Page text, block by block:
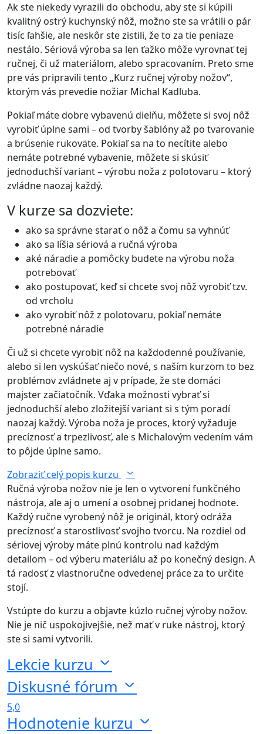
Ak ste niekedy vyrazili do obchodu, aby ste si kúpili
kvalitný ostrý kuchynský nôž, možno ste sa vrátili o pár
tisíc ľahšie, ale neskôr ste zistili, že to za tie peniaze
nestálo. Sériová výroba sa len ťažko môže vyrovnať tej
ručnej, či už materiálom, alebo spracovaním. Preto sme
pre vás pripravili tento „Kurz ručnej výroby nožov“,
ktorým vás prevedie nožiar Michal Kadluba.
Pokiaľ máte dobre vybavenú dielňu, môžete si svoj nôž
vyrobiť úplne sami – od tvorby šablóny až po tvarovanie
a brúsenie rukoväte. Pokiaľ sa na to necítite alebo
nemáte potrebné vybavenie, môžete si skúsiť
jednoduchší variant – výrobu noža z polotovaru – ktorý
zvládne naozaj každý.
V kurze sa dozviete:
ako sa správne starať o nôž a čomu sa vyhnúť
ako sa líšia sériová a ručná výroba
aké náradie a pomôcky budete na výrobu noža
potrebovať
ako postupovať, keď si chcete svoj nôž vyrobiť tzv.
od vrcholu
ako vyrobiť nôž z polotovaru, pokiaľ nemáte
potrebné náradie
Či už si chcete vyrobiť nôž na každodenné používanie,
alebo si len vyskúšať niečo nové, s naším kurzom to bez
problémov zvládnete aj v prípade, že ste domáci
majster začiatočník. Vďaka možnosti vybrať si
jednoduchší alebo zložitejší variant si s tým poradí
naozaj každý. Výroba noža je proces, ktorý vyžaduje
precíznosť a trpezlivosť, ale s Michalovým vedením vám
to pôjde úplne samo.
Zobraziť celý popis kurzu
Ručná výroba nožov nie je len o vytvorení funkčného
nástroja, ale aj o umení a osobnej pridanej hodnote.
Každý ručne vyrobený nôž je originál, ktorý odráža
precíznosť a starostlivosť svojho tvorcu. Na rozdiel od
sériovej výroby máte plnú kontrolu nad každým
detailom – od výberu materiálu až po konečný design. A
tá radosť z vlastnoručne odvedenej práce za to určite
stojí.
Vstúpte do kurzu a objavte kúzlo ručnej výroby nožov.
Nie je nič uspokojivejšie, než mať v ruke nástroj, ktorý
ste si sami vytvorili.
Lekcie kurzu
Diskusné fórum
5,0
Hodnotenie kurzu